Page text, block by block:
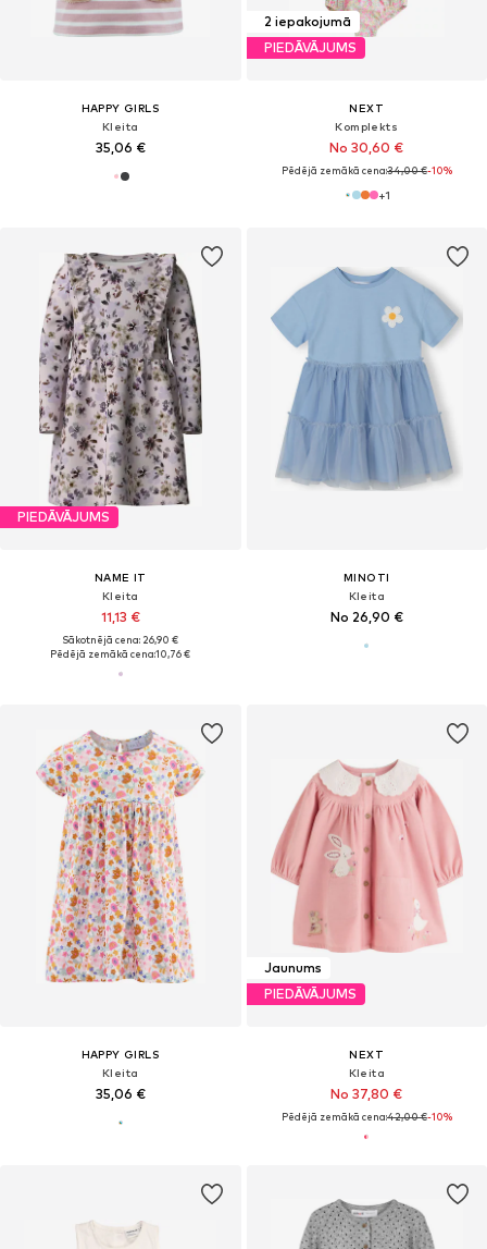
HAPPY GIRLS
Kleita
35,06 €
2 iepakojumā
PIEDĀVĀJUMS
NEXT
Komplekts
No 30,60 €
Pēdējā zemākā cena:34,00 €-10%
+1
PIEDĀVĀJUMS
NAME IT
Kleita
11,13 €
Sākotnējā cena: 26,90 €
Pēdējā zemākā cena:10,76 €
MINOTI
Kleita
No 26,90 €
HAPPY GIRLS
Kleita
35,06 €
Jaunums
PIEDĀVĀJUMS
NEXT
Kleita
No 37,80 €
Pēdējā zemākā cena:42,00 €-10%